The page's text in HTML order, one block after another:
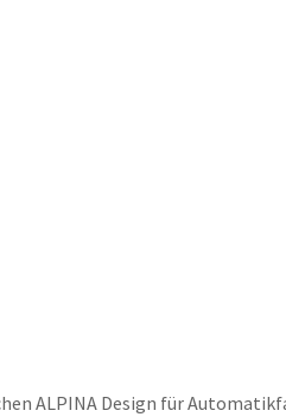
ALPINA Design für